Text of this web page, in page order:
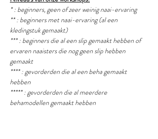
* : beginners, geen of zeer weinig naai-ervaring
** : beginners met naai-ervaring (al een
kledingstuk gemaakt)
*** : beginners die al een slip gemaakt hebben of
ervaren naaisters die nog geen slip hebben
gemaakt
**** : gevorderden die al een beha gemaakt
hebben
***** : gevorderden die al meerdere
behamodellen gemaakt hebben